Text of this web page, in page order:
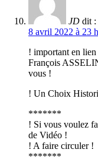
JD dit :
8 avril 2022 à 23
! important en
François
vous !
! Un Choix
*******
! Si vous voulez
de Vidéo !
! A faire circuler !
*******